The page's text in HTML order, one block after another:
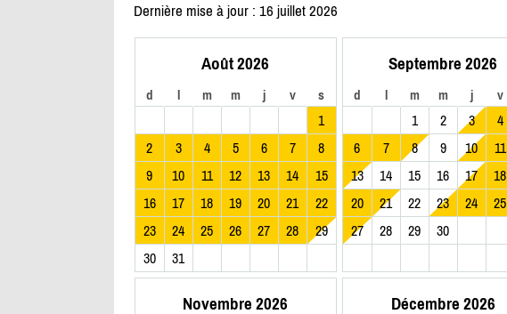
Dernière mise à jour : 16 juillet 2026
Août 2026
d l m m j v s
1
2
3 4 5 6 7
8
9
10 11 12 13 14
15
16
17 18 19 20 21
22
23
24 25 26 27 28
29
30
31
Septembre 2026
d l m m j v
1 2 3 4
6
7 8 9 10 11
13
14 15 16 17 18
20
21 22 23 24 25
27
28 29 30
Novembre 2026 Décembre 2026